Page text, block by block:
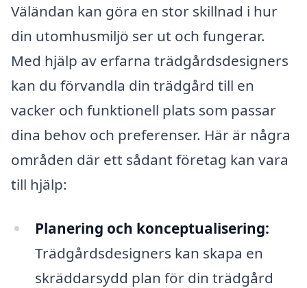
Väländan kan göra en stor skillnad i hur
din utomhusmiljö ser ut och fungerar.
Med hjälp av erfarna trädgårdsdesigners
kan du förvandla din trädgård till en
vacker och funktionell plats som passar
dina behov och preferenser. Här är några
områden där ett sådant företag kan vara
till hjälp:
Planering och konceptualisering:
Trädgårdsdesigners kan skapa en
skräddarsydd plan för din trädgård